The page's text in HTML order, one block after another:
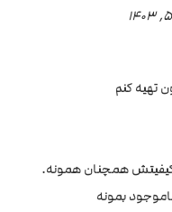
تهیه کنم
همچنان همونه.
بمونه